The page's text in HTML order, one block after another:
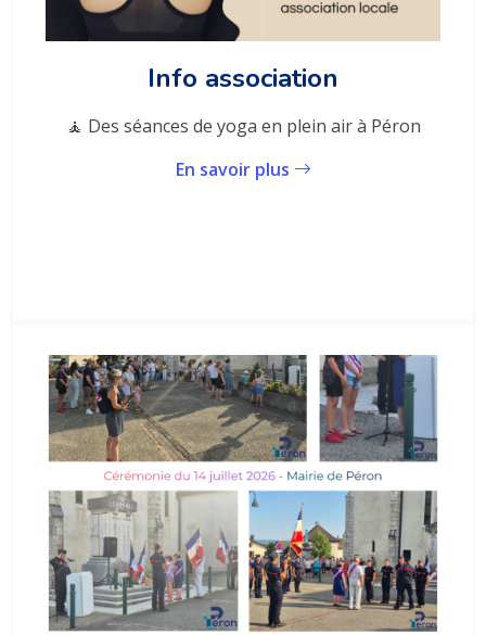
Info association
🧘 Des séances de yoga en plein air à Péron
En savoir plus